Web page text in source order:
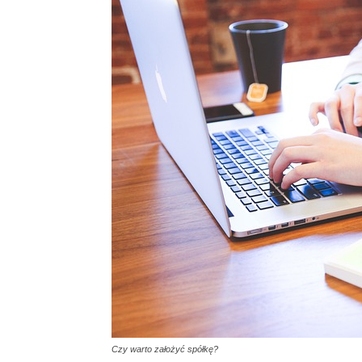
Czy warto założyć spółkę?